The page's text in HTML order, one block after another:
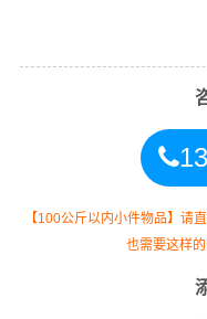
7.5元
【100公斤以内小件物品】请
也需要这样